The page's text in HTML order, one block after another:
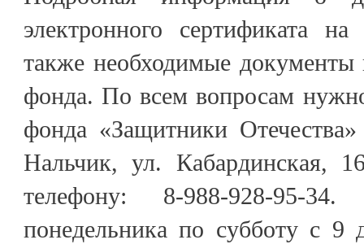
электронного сертификата
также необходимые документы
фонда. По всем вопросам
фонда «Защитники
Нальчик, ул. Кабардинская,
телефону: 8-988-928-95-
понедельника по субботу с 9